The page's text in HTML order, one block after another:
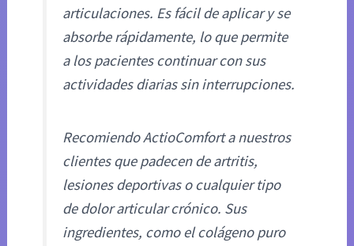
articulaciones. Es fácil de aplicar y se
absorbe rápidamente, lo que permite
a los pacientes continuar con sus
actividades diarias sin interrupciones.
Recomiendo ActioComfort a nuestros
clientes que padecen de artritis,
lesiones deportivas o cualquier tipo
de dolor articular crónico. Sus
ingredientes, como el colágeno puro